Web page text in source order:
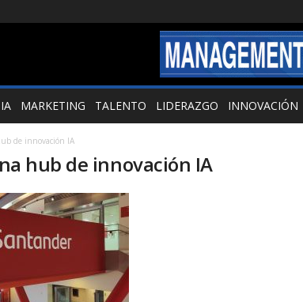
MARKETING TALENTO LIDERAZGO INNOVACIÓN
de innovación IA
hub de innovación IA